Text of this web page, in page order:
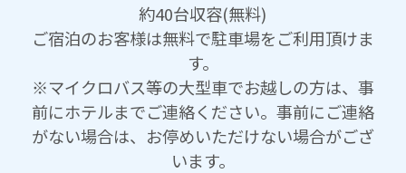
約40台収容(無料)
ご宿泊のお客様は無料で駐車場をご利用頂けま
す。
※マイクロバス等の大型車でお越しの方は、事
前にホテルまでご連絡ください。事前にご連絡
がない場合は、お停めいただけない場合がござ
います。